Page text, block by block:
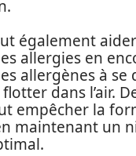
également
allergies en
allergènes à se
dans l’air.
empêcher la
maintenant un